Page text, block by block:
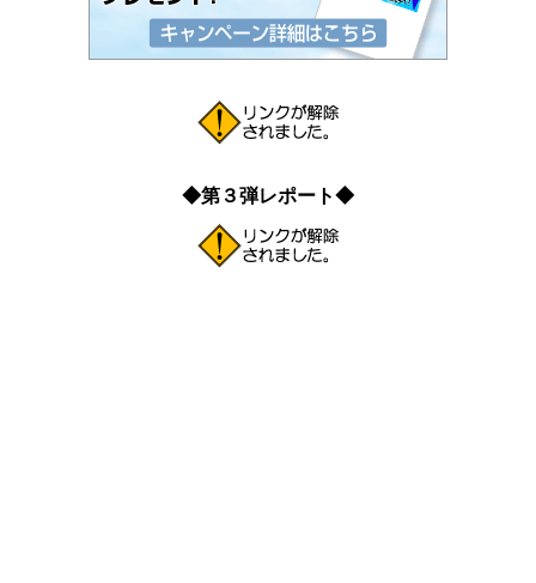
◆第３弾レポート◆